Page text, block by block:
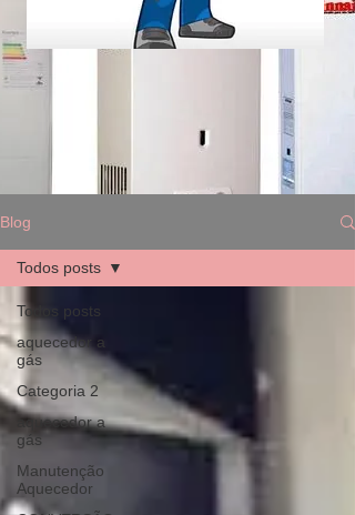
Blog
Todos posts
aquecedor a
gás
Categoria 2
aquecedor a
gás
Manutenção
Aquecedor
Todos posts